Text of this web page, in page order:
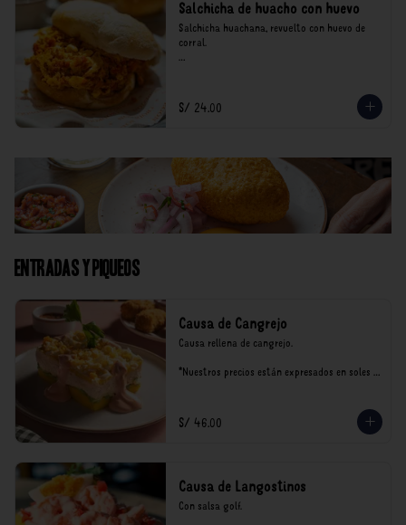
Salchicha de huacho con huevo
Salchicha huachana, revuelto con huevo de
corral.
consumo.
S/ 24.00
Entradas y Piqueos
Causa de Cangrejo
Causa rellena de cangrejo.
*Nuestros precios están expresados en soles e
S/ 46.00
Causa de Langostinos
Con salsa golf.